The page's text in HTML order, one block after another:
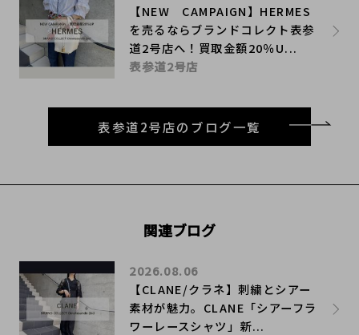
【NEW CAMPAIGN】HERMES
を売るならブランドコレクト表参
道2号店へ！買取金額20％U...
表参道2号店
表参道2号店のブログ一覧
関連ブログ
【CLANE/クラネ】刺繍とシアー
素材が魅力。CLANE「シアーフラ
ワーレースシャツ」新...
2026.08.06